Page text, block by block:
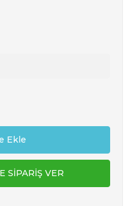
Ekle
SİPARİŞ VER